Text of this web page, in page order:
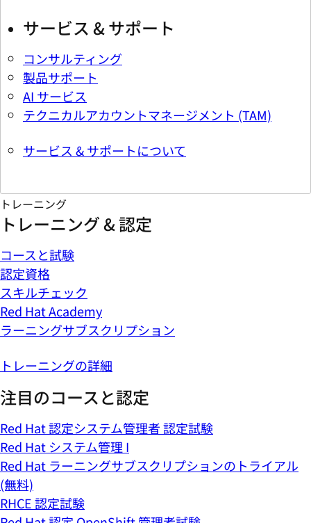
サービス & サポート
コンサルティング
製品サポート
AI サービス
テクニカルアカウントマネージメント (TAM)
サービス & サポートについて
トレーニング
トレーニング & 認定
コースと試験
認定資格
スキルチェック
Red Hat Academy
ラーニングサブスクリプション
トレーニングの詳細
注目のコースと認定
Red Hat 認定システム管理者 認定試験
Red Hat システム管理 I
Red Hat ラーニングサブスクリプションのトライアル
(無料)
RHCE 認定試験